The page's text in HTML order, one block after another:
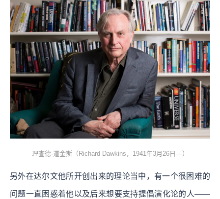
理查德·道金斯（Richard Dawkins，1941年3月26日—）
另外在达尔文他所开创出来的理论当中，有一个很困难的
问题一直困惑着他以及后来想要支持提倡演化论的人——